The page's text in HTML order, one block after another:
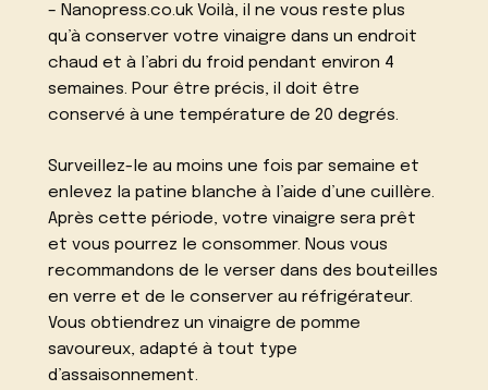
– Nanopress.co.uk Voilà, il ne vous reste plus
qu’à conserver votre vinaigre dans un endroit
chaud et à l’abri du froid pendant environ 4
semaines. Pour être précis, il doit être
conservé à une température de 20 degrés.
Surveillez-le au moins une fois par semaine et
enlevez la patine blanche à l’aide d’une cuillère.
Après cette période, votre vinaigre sera prêt
et vous pourrez le consommer. Nous vous
recommandons de le verser dans des bouteilles
en verre et de le conserver au réfrigérateur.
Vous obtiendrez un vinaigre de pomme
savoureux, adapté à tout type
d’assaisonnement.